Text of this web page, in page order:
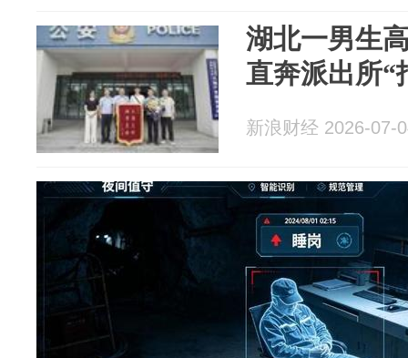
湖北一男生
直奔派出所“
新浪财经 2026-07-